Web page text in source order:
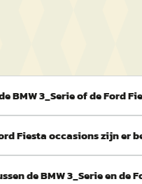
BMW 3_Serie of de Ford
Fiesta occasions zijn er
de BMW 3_Serie en de